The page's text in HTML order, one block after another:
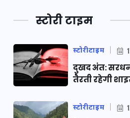
स्टोरी टाइम
स्टोरीटाइम
दुखद अंत:
तैरती रहेगी
स्टोरीटाइम